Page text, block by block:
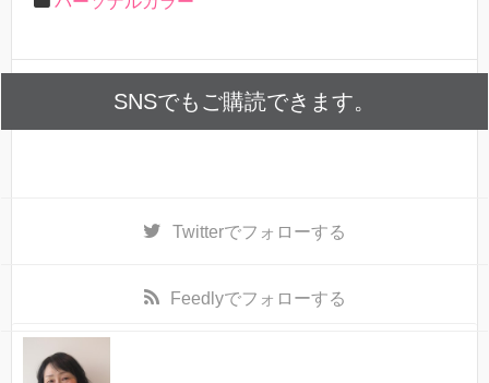
SNSでもご購読できます。
Twitterでフォローする
Feedlyでフォローする